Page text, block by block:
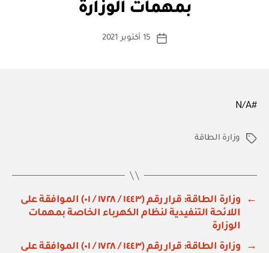
بمهمات الوزارة
كاتب
س
ة
تاريخ
15 أكتوبر 2021
#N/A
الوسوموزارة الطاقة
←
وزارة الطاقة: قرار رقم (١٤٤٣ / ١٧٢٨ / ٠١) الموافقة على
اللائحة التنفيدية لنظام الكهرباء الخاصة بمهمات
الوزارة
→
وزارة الطاقة: قرار رقم (١٤٤٣ / ١٧٢٨ / ٠١) الموافقة على